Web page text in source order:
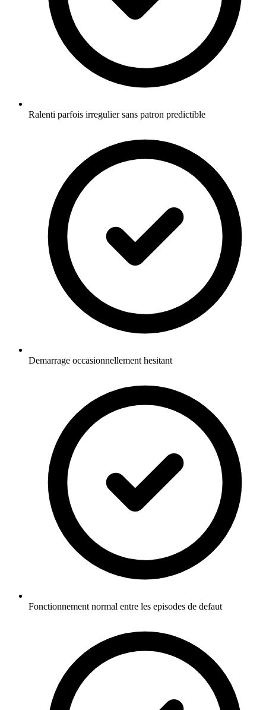
Ralenti parfois irregulier sans patron predictible
Demarrage occasionnellement hesitant
Fonctionnement normal entre les episodes de defaut